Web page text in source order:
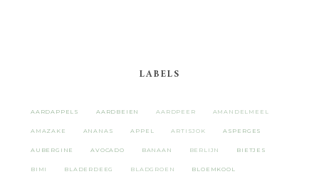
LABELS
AARDAPPELS AARDBEIEN AARDPEER AMANDELMEEL
AMAZAKE ANANAS APPEL ARTISJOK ASPERGES
AUBERGINE AVOCADO BANAAN BERLIJN BIETJES
BIMI BLADERDEEG BLADGROEN BLOEMKOOL